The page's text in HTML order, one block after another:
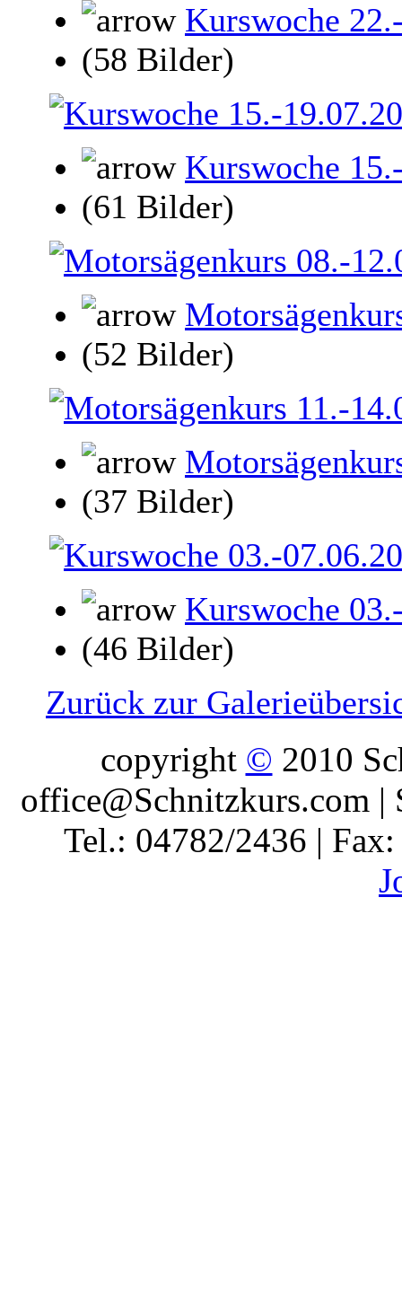
Kurswoche
(58 Bilder)
Kurswoche
(61 Bilder)
(52 Bilder)
(37 Bilder)
Kurswoche
(46 Bilder)
Zurück zur
copyright © 2010
office@Schnitzkurs.com |
Tel.: 04782/2436 |